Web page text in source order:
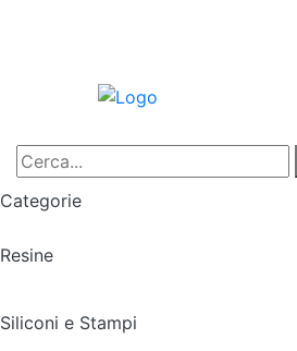
Categorie
Resine
Siliconi e Stampi